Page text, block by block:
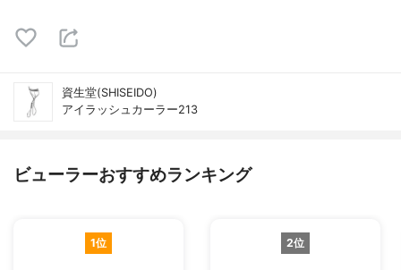
資生堂(SHISEIDO)
アイラッシュカーラー213
ビューラーおすすめランキング
1位 2位